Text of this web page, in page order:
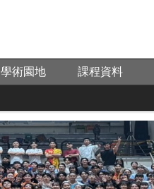
學術園地 課程資料